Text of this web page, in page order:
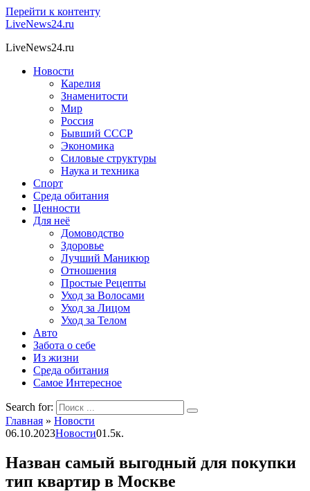
Перейти к контенту
LiveNews24.ru
LiveNews24.ru
Новости
Карелия
Знаменитости
Мир
Россия
Бывший СССР
Экономика
Силовые структуры
Наука и техника
Спорт
Среда обитания
Ценности
Для неё
Домоводство
Здоровье
Лучший Маникюр
Отношения
Простые Рецепты
Уход за Волосами
Уход за Лицом
Уход за Телом
Авто
Забота о себе
Из жизни
Среда обитания
Самое Интересное
Search for:
Главная » Новости
06.10.2023Новости01.5к.
Назван самый выгодный для покупки
тип квартир в Москве